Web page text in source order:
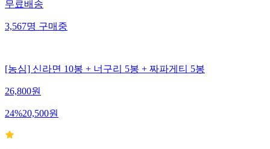
무료배송
3,567명구매중
[농심] 신라면 10봉 + 너구리 5봉 + 짜파게티 5봉
26,800원
24%20,500원